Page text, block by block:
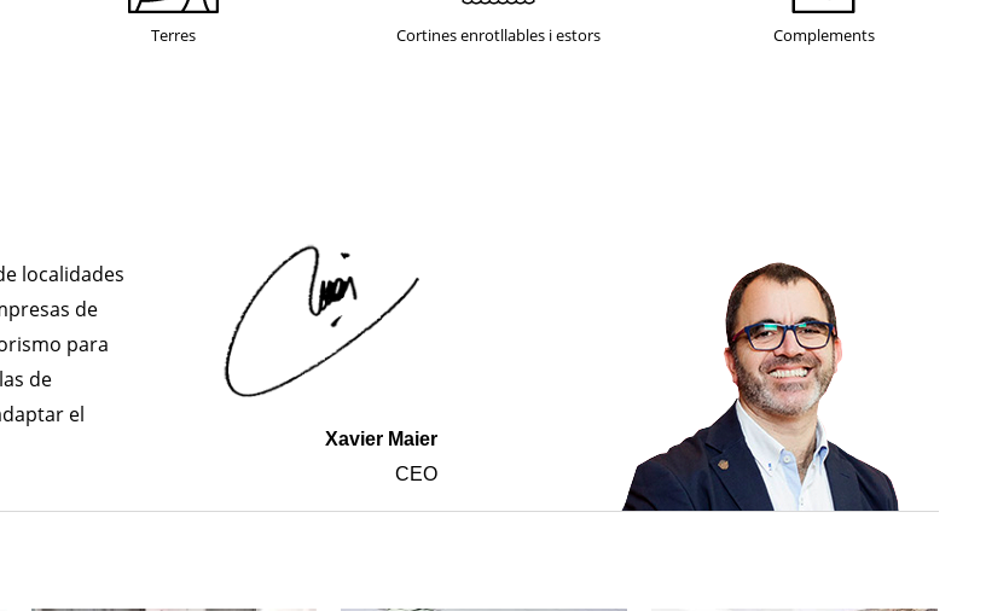
Terres Cortines enrotllables i estors Complements
localidades
de
para
de
el
Xavier Maier
CEO